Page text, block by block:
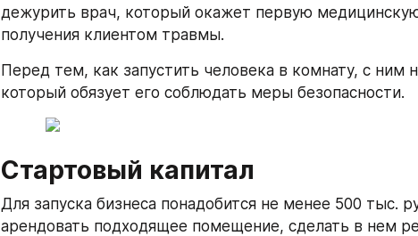
дежурить врач, который окажет первую
получения клиентом травмы.
Перед тем, как запустить человека в комнату, с ним
который обязует его соблюдать меры безопасности.
Стартовый капитал
Для запуска бизнеса понадобится не менее 500 тыс.
арендовать подходящее помещение, сделать в нем